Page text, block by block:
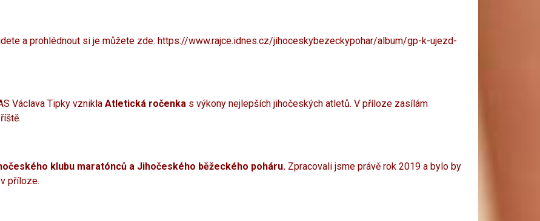
a prohlédnout si je můžete zde: https://www.rajce.idnes.cz/jihoceskybezeckypohar/album/gp-k-ujezd-
Václava Tipky vznikla Atletická ročenka s výkony nejlepších jihočeských atletů. V příloze zasílám
klubu maratónců a Jihočeského běžeckého poháru. Zpracovali jsme právě rok 2019 a bylo by
příloze.